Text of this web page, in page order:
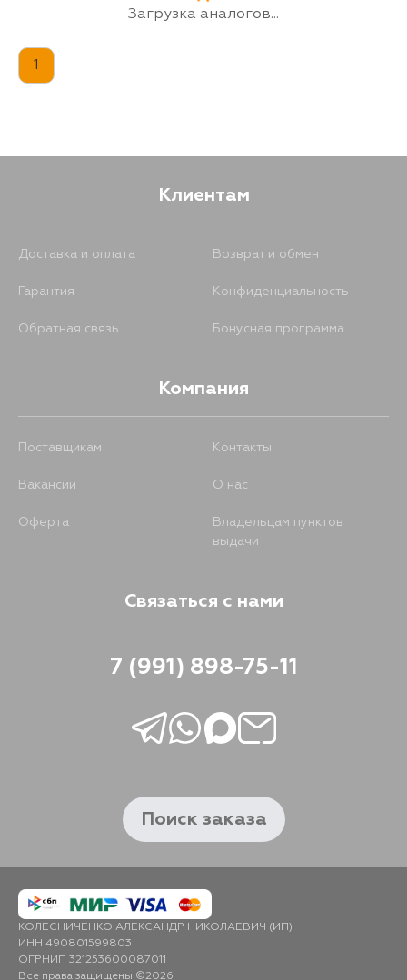
Загрузка аналогов...
1
Клиентам
Доставка и оплата Возврат и обмен
Гарантия Конфиденциальность
Обратная связь Бонусная программа
Компания
Поставщикам Контакты
Вакансии О нас
Оферта
Владельцам пунктов
выдачи
Связаться с нами
7 (991) 898-75-11
Поиск заказа
КОЛЕСНИЧЕНКО АЛЕКСАНДР НИКОЛАЕВИЧ (ИП)
ИНН 490801599803
ОГРНИП 321253600087011
Все права защищены ©2026